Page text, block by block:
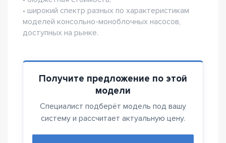
• широкий спектр разных по характеристикам
моделей консольно-моноблочных насосов,
доступных на рынке.
Получите предложение по этой
модели
Специалист подберёт модель под вашу
систему и рассчитает актуальную цену.